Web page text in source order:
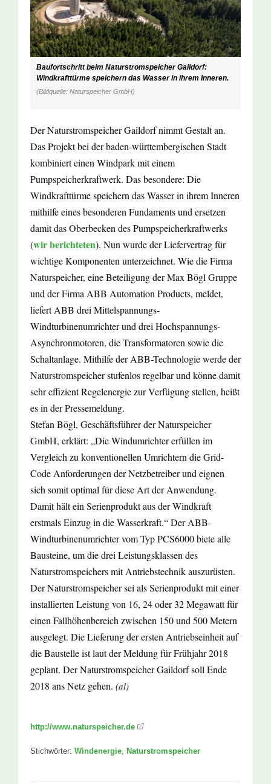
Baufortschritt beim Naturstromspeicher Gaildorf:
Windkrafttürme speichern das Wasser in ihrem Inneren.
(Bildquelle: Naturspeicher GmbH)
Der Naturstromspeicher Gaildorf nimmt Gestalt an.
Das Projekt bei der baden-württembergischen Stadt
kombiniert einen Windpark mit einem
Pumpspeicherkraftwerk. Das besondere: Die
Windkrafttürme speichern das Wasser in ihrem Inneren
mithilfe eines besonderen Fundaments und ersetzen
damit das Oberbecken des Pumpspeicherkraftwerks
(wir berichteten). Nun wurde der Liefervertrag für
wichtige Komponenten unterzeichnet. Wie die Firma
Naturspeicher, eine Beteiligung der Max Bögl Gruppe
und der Firma ABB Automation Products, meldet,
liefert ABB drei Mittelspannungs-
Windturbinenumrichter und drei Hochspannungs-
Asynchronmotoren, die Transformatoren sowie die
Schaltanlage. Mithilfe der ABB-Technologie werde der
Naturstromspeicher stufenlos regelbar und könne damit
sehr effizient Regelenergie zur Verfügung stellen, heißt
es in der Pressemeldung.
Stefan Bögl, Geschäftsführer der Naturspeicher
GmbH, erklärt: „Die Windumrichter erfüllen im
Vergleich zu konventionellen Umrichtern die Grid-
Code Anforderungen der Netzbetreiber und eignen
sich somit optimal für diese Art der Anwendung.
Damit hält ein Serienprodukt aus der Windkraft
erstmals Einzug in die Wasserkraft.“ Der ABB-
Windturbinenumrichter vom Typ PCS6000 biete alle
Bausteine, um die drei Leistungsklassen des
Naturstromspeichers mit Antriebstechnik auszurüsten.
Der Naturstromspeicher sei als Serienprodukt mit einer
installierten Leistung von 16, 24 oder 32 Megawatt für
einen Fallhöhenbereich zwischen 150 und 500 Metern
ausgelegt. Die Lieferung der ersten Antriebseinheit auf
die Baustelle ist laut der Meldung für Frühjahr 2018
geplant. Der Naturstromspeicher Gaildorf soll Ende
2018 ans Netz gehen. (al)
http://www.naturspeicher.de
Stichwörter: Windenergie, Naturstromspeicher